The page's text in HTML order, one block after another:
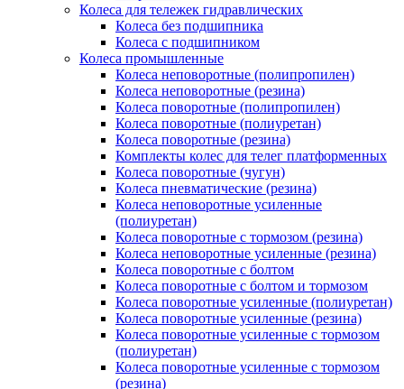
Колеса для тележек гидравлических
Колеса без подшипника
Колеса с подшипником
Колеса промышленные
Колеса неповоротные (полипропилен)
Колеса неповоротные (резина)
Колеса поворотные (полипропилен)
Колеса поворотные (полиуретан)
Колеса поворотные (резина)
Комплекты колес для телег платформенных
Колеса поворотные (чугун)
Колеса пневматические (резина)
Колеса неповоротные усиленные
(полиуретан)
Колеса поворотные c тормозом (резина)
Колеса неповоротные усиленные (резина)
Колеса поворотные с болтом
Колеса поворотные с болтом и тормозом
Колеса поворотные усиленные (полиуретан)
Колеса поворотные усиленные (резина)
Колеса поворотные усиленные с тормозом
(полиуретан)
Колеса поворотные усиленные с тормозом
(резина)